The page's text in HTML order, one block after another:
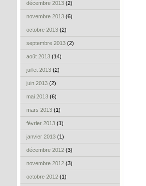
décembre 2013 (2)
novembre 2013 (6)
octobre 2013 (2)
septembre 2013 (2)
août 2013 (14)
juillet 2013 (2)
juin 2013 (2)
mai 2013 (6)
mars 2013 (1)
février 2013 (1)
janvier 2013 (1)
décembre 2012 (3)
novembre 2012 (3)
octobre 2012 (1)